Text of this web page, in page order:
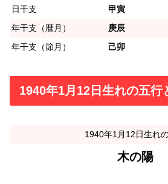
日干支
甲寅
年干支（暦月）
庚辰
年干支（節月）
己卯
1940年1月12日生れの五行
1940年1月12日生れ
木の陽